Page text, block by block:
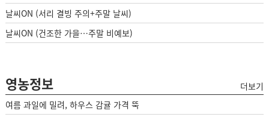
날씨ON (서리 결빙 주의+주말 날씨)
날씨ON (건조한 가을…주말 비예보)
영농정보
더보기
여름 과일에 밀려, 하우스 감귤 가격 뚝